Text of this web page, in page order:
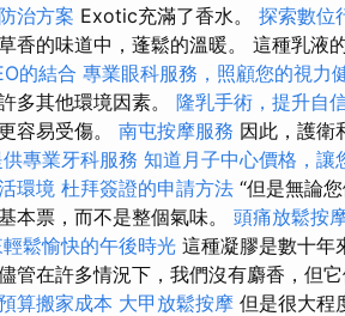
治方案 Exotic充滿了香水。 探索數位
香的味道中，蓬鬆的溫暖。 這種乳液
的結合 專業眼科服務，照顧您的視力
多其他環境因素。 隆乳手術，提升自
容易受傷。 南屯按摩服務 因此，護衛
專業牙科服務 知道月子中心價格，讓
環境 杜拜簽證的申請方法 “但是無論
本票，而不是整個氣味。 頭痛放鬆按
鬆愉快的午後時光 這種凝膠是數十年
管在許多情況下，我們沒有麝香，但
算搬家成本 大甲放鬆按摩 但是很大程